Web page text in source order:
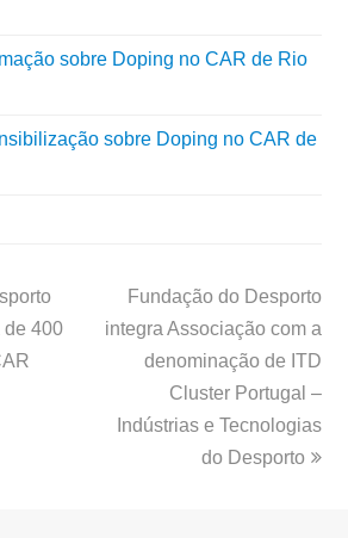
sobre Doping no CAR de Rio
sobre Doping no CAR de
Fundação do Desporto
integra Associação com a
denominação de ITD
Cluster Portugal –
Indústrias e Tecnologias
do Desporto
de 400